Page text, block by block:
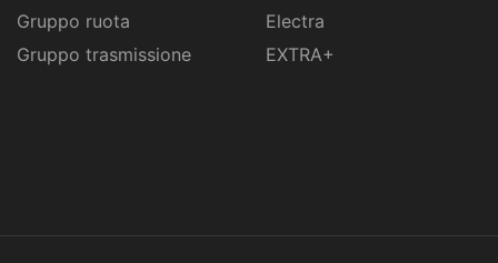
Gruppo ruota
Gruppo trasmissione
Electra
EXTRA+